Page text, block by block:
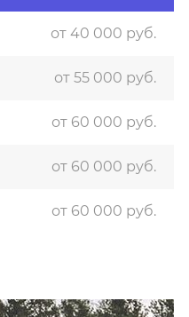
от 40 000 руб.
от 55 000 руб.
от 60 000 руб.
от 60 000 руб.
от 60 000 руб.